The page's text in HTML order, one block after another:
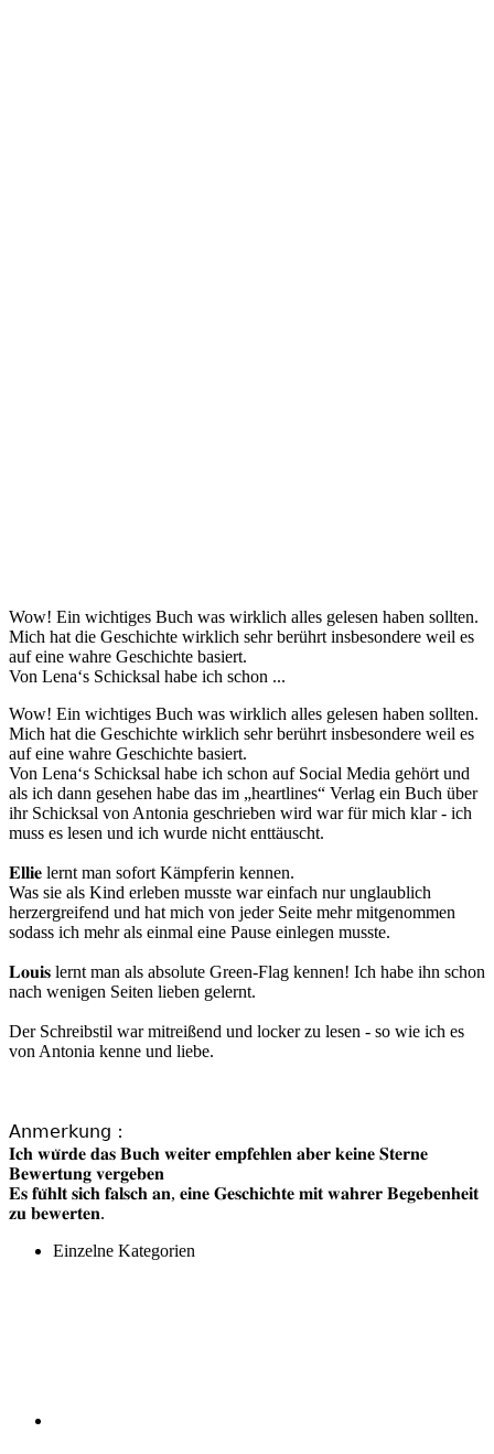
Wow! Ein wichtiges Buch was wirklich alles gelesen haben sollten.
Mich hat die Geschichte wirklich sehr berührt insbesondere weil es
auf eine wahre Geschichte basiert.
Von Lena‘s Schicksal habe ich schon ...
Wow! Ein wichtiges Buch was wirklich alles gelesen haben sollten.
Mich hat die Geschichte wirklich sehr berührt insbesondere weil es
auf eine wahre Geschichte basiert.
Von Lena‘s Schicksal habe ich schon auf Social Media gehört und
als ich dann gesehen habe das im „heartlines“ Verlag ein Buch über
ihr Schicksal von Antonia geschrieben wird war für mich klar - ich
muss es lesen und ich wurde nicht enttäuscht.
𝐄𝐥𝐥𝐢𝐞 lernt man sofort Kämpferin kennen.
Was sie als Kind erleben musste war einfach nur unglaublich
herzergreifend und hat mich von jeder Seite mehr mitgenommen
sodass ich mehr als einmal eine Pause einlegen musste.
𝐋𝐨𝐮𝐢𝐬 lernt man als absolute Green-Flag kennen! Ich habe ihn schon
nach wenigen Seiten lieben gelernt.
Der Schreibstil war mitreißend und locker zu lesen - so wie ich es
von Antonia kenne und liebe.
𝖠𝗇𝗆𝖾𝗋𝗄𝗎𝗇𝗀：
𝐈𝐜𝐡 𝐰𝐮̈𝐫𝐝𝐞 𝐝𝐚𝐬 𝐁𝐮𝐜𝐡 𝐰𝐞𝐢𝐭𝐞𝐫 𝐞𝐦𝐩𝐟𝐞𝐡𝐥𝐞𝐧 𝐚𝐛𝐞𝐫 𝐤𝐞𝐢𝐧𝐞 𝐒𝐭𝐞𝐫𝐧𝐞
𝐁𝐞𝐰𝐞𝐫𝐭𝐮𝐧𝐠 𝐯𝐞𝐫𝐠𝐞𝐛𝐞𝐧
𝐄𝐬 𝐟𝐮̈𝐡𝐥𝐭 𝐬𝐢𝐜𝐡 𝐟𝐚𝐥𝐬𝐜𝐡 𝐚𝐧, 𝐞𝐢𝐧𝐞 𝐆𝐞𝐬𝐜𝐡𝐢𝐜𝐡𝐭𝐞 𝐦𝐢𝐭 𝐰𝐚𝐡𝐫𝐞𝐫 𝐁𝐞𝐠𝐞𝐛𝐞𝐧𝐡𝐞𝐢𝐭
𝐳𝐮 𝐛𝐞𝐰𝐞𝐫𝐭𝐞𝐧.
Einzelne Kategorien